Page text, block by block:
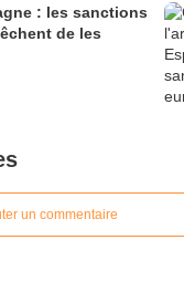
: les sanctions
de les
un commentaire